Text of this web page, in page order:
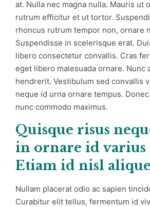
at. Nulla nec magna nulla. Mauris ut
rutrum efficitur et ut tortor.
rhoncus rutrum tempor non, ornare
Suspendisse in scelerisque erat.
libero consectetur convallis. Cras
eget libero malesuada ornare. Nunc
hendrerit. Vestibulum sed convallis
neque id urna ornare tempus.
nunc commodo maximus.
Quisque risus
in ornare id varius
Etiam id nisl
Nullam placerat odio ac sapien
Curabitur elit tellus, fermentum id